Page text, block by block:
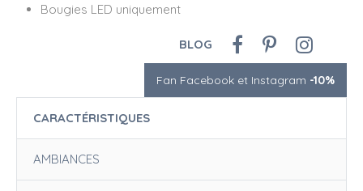
Bougies LED uniquement
BLOG
Fan Facebook et Instagram -10%
CARACTÉRISTIQUES
AMBIANCES